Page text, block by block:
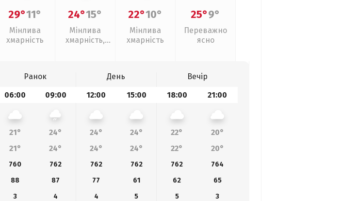
29°11°
Мінлива
хмарність
24°15°
Мінлива
хмарність,
22°10°
Мінлива
хмарність
25°9°
Переважно
ясно
Ранок День
Вечір
06:00 09:00 12:00 15:00 18:00 21:00
21° 24° 24° 24° 22°
20°
21° 24° 24° 24° 22° 20°
760 762 762 762 762
764
88 87 77 61 62
65
3 4 4 5 5
3